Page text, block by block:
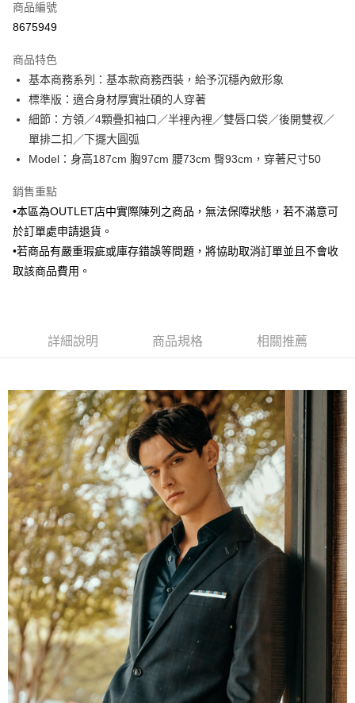
信用卡分期付款
合作金庫商業銀行
華南商業銀行
彰化商業銀行
上海商業儲蓄銀行
台北富邦商業銀行
國泰世華商業銀行
兆豐國際商業銀行
臺灣中小企業銀行
匯豐（台灣）商業銀行
聯邦商業銀行
遠東國際商業銀行
元大商業銀行
台新國際商業銀行
中國信託商業銀行
台灣樂天信用卡公司
6 期 0 利率 每期
華南商業銀行
彰化商業銀行
上海商業儲蓄銀行
台北富邦商業銀行
國泰世華商業銀行
臺灣中小企業銀行
台中商業銀行
聯邦商業銀行
元大商業銀行
永豐商業銀行
玉山商業銀行
台灣樂天信用卡公司
LINE Pay
Apple Pay
街口支付
悠遊付
Google Pay
AFTEE先享後付
便利好安心！
【「AFTEE先享後付」結帳流程】
１．於結帳方式選擇「AFTEE先享後付」後，將跳轉至「AFTEE先享後付」
結帳頁面，進行簡訊認證並確認金額後，即可完成結帳。
２．訂單成立數日內，您將收到繳費通知簡訊。
３．收到繳費通知簡訊後14天內，點擊此簡訊中的連結，可透過四大超商／
ATM／網路銀行／等多元方式進行付款，方視為交易完成。
※ 請注意：結帳手續完成當下不需立刻繳費，但若您需要取消訂單，請聯絡
購買商品的店家。未經商家同意取消之訂單仍視為有效，需透過AFTEE先享
後付繳納相關費用。
※ 交易是否成功請以「AFTEE先享後付 」之結帳頁面顯示為準，若有關於
是否繳費成功／繳費後需取消欲退款等相關疑問，請聯繫「AFTEE先享後付
客戶支援中心」https://netprotections.freshdesk.com/support/home
【注意事項】
１．透過由恩沛科技股份有限公司提供之「AFTEE先享後付」服務完成之交
易，需依本服務之必要範圍內提供個人資料，並將交易相關給付款項請求債
權轉讓予恩沛科技股份有限公司。
２．關於個人資料處理事宜，請瀏覽以下網址：
https://aftee.tw/terms/#terms3
３．未成年的使用者請事先徵得法定代理人或監護人之同意方可使用
「AFTEE先享後付」，若未經同意申辦者引起之損失，本公司不負相關責
每筆NT$120，滿NT$3,000(含以上)免運費
新竹物流離島宅配
每筆NT$350，滿NT$3,500(含以上)免運費
LINEX 宇迅國際 查看運費
商品編號
8675949
商品特色
基本商務系列：基本款商務西裝，給予沉穩內斂形象
標準版：適合身材厚實壯碩的人穿著
細節：方領／4顆疊扣袖口／半裡內裡／雙唇口袋／後開雙衩／
單排二扣／下擺大圓弧
Model：身高187cm 胸97cm 腰73cm 臀93cm，穿著尺寸50
銷售重點
•本區為OUTLET店中實際陳列之商品，無法保障狀態，若不滿意可
於訂單處申請退貨。
•若商品有嚴重瑕疵或庫存錯誤等問題，將協助取消訂單並且不會收
取該商品費用。
詳細說明 商品規格 相關推薦